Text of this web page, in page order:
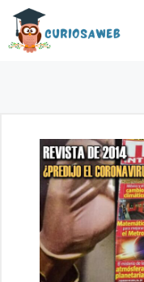
Saltar
contenido